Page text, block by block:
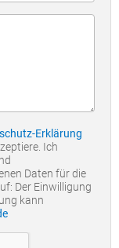
Erklärung
Ich
Daten für die
Der Einwilligung
kann